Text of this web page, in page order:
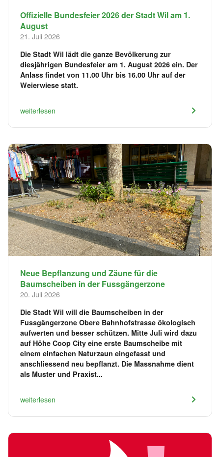
Offizielle Bundesfeier 2026 der Stadt Wil am 1.
August
21. Juli 2026
Die Stadt Wil lädt die ganze Bevölkerung zur
diesjährigen Bundesfeier am 1. August 2026 ein. Der
Anlass findet von 11.00 Uhr bis 16.00 Uhr auf der
Weierwiese statt.
weiterlesen
Neue Bepflanzung und Zäune für die
Baumscheiben in der Fussgängerzone
20. Juli 2026
Die Stadt Wil will die Baumscheiben in der
Fussgängerzone Obere Bahnhofstrasse ökologisch
aufwerten und besser schützen. Mitte Juli wird dazu
auf Höhe Coop City eine erste Baumscheibe mit
einem einfachen Naturzaun eingefasst und
anschliessend neu bepflanzt. Die Massnahme dient
als Muster und Praxist...
weiterlesen